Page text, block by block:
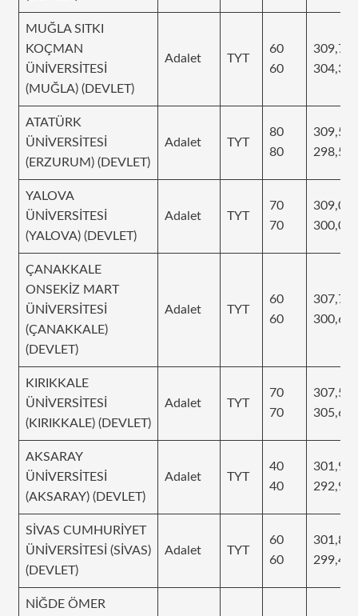
MUĞLA SITKI
KOÇMAN
ÜNİVERSİTESİ
(MUĞLA) (DEVLET)
Adalet TYT
60
60
ATATÜRK
ÜNİVERSİTESİ
(ERZURUM) (DEVLET)
Adalet TYT
80
80
298,57
YALOVA
ÜNİVERSİTESİ
(YALOVA) (DEVLET)
Adalet TYT
70
70
ÇANAKKALE
ONSEKİZ MART
ÜNİVERSİTESİ
(ÇANAKKALE)
(DEVLET)
Adalet TYT
60
60
KIRIKKALE
ÜNİVERSİTESİ
(KIRIKKALE) (DEVLET)
Adalet TYT
70
70
AKSARAY
ÜNİVERSİTESİ
(AKSARAY) (DEVLET)
Adalet TYT
40
40
SİVAS CUMHURİYET
ÜNİVERSİTESİ (SİVAS)
(DEVLET)
Adalet TYT
60
60
NİĞDE ÖMER